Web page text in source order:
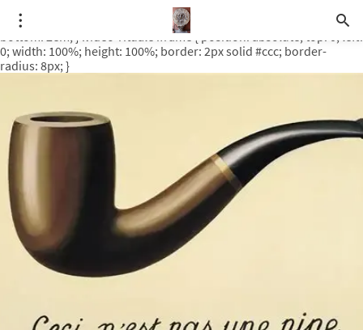
.video-rituale { position: relative; padding-bottom: 56.25%; /* 16:9
ratio */ height: 0; overflow: hidden; margin-top: 3em; margin-
bottom: 2em; } .video-rituale iframe { position: absolute; top: 0; left:
0; width: 100%; height: 100%; border: 2px solid #ccc; border-
radius: 8px; }